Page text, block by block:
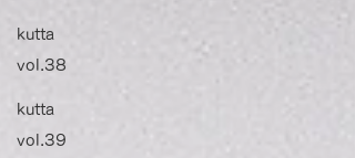
kutta
vol.38
kutta
vol.39